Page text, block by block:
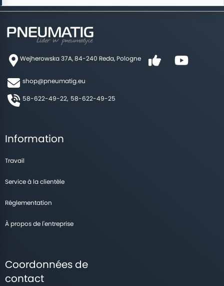
Wejherowska 37A, 84-240 Reda, Pologne
shop@pneumatig.eu
58-622-49-22, 58-622-49-25
Information
Travail
Service à la clientèle
Réglementation
À propos de l'entreprise
Coordonnées de
contact